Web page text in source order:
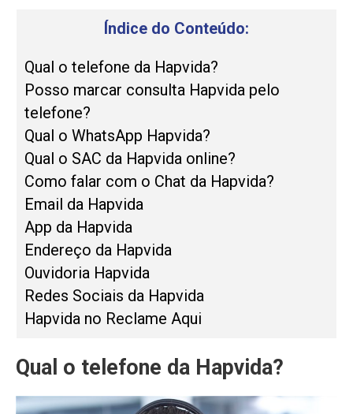
Índice do Conteúdo:
Qual o telefone da Hapvida?
Posso marcar consulta Hapvida pelo
telefone?
Qual o WhatsApp Hapvida?
Qual o SAC da Hapvida online?
Como falar com o Chat da Hapvida?
Email da Hapvida
App da Hapvida
Endereço da Hapvida
Ouvidoria Hapvida
Redes Sociais da Hapvida
Hapvida no Reclame Aqui
Qual o telefone da Hapvida?